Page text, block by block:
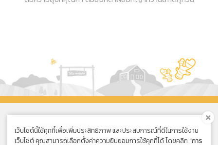
ซื้อออนไลน์
เว็บไซต์นี้ใช้คุกกี้เพื่อเพิ่มประสิทธิภาพ และประสบการณ์ที่ดีในการใช้งาน
เว็บไซต์ คุณสามารถเลือกตั้งค่าความยินยอมการใช้คุกกี้ได้ โดยคลิก“การ